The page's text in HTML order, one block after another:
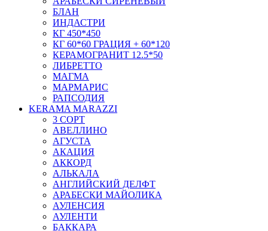
БЛАН
ИНДАСТРИ
КГ 450*450
КГ 60*60 ГРАЦИЯ + 60*120
КЕРАМОГРАНИТ 12.5*50
ЛИБРЕТТО
МАГМА
МАРМАРИС
РАПСОДИЯ
KERAMA MARAZZI
3 СОРТ
АВЕЛЛИНО
АГУСТА
АКАЦИЯ
АККОРД
АЛЬКАЛА
АНГЛИЙСКИЙ ДЕЛФТ
АРАБЕСКИ МАЙОЛИКА
АУЛЕНСИЯ
АУЛЕНТИ
БАККАРА